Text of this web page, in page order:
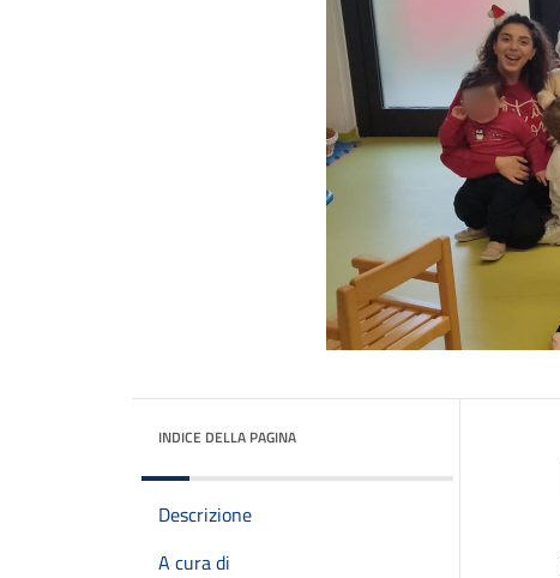
INDICE DELLA PAGINA
Descrizione
A cura di